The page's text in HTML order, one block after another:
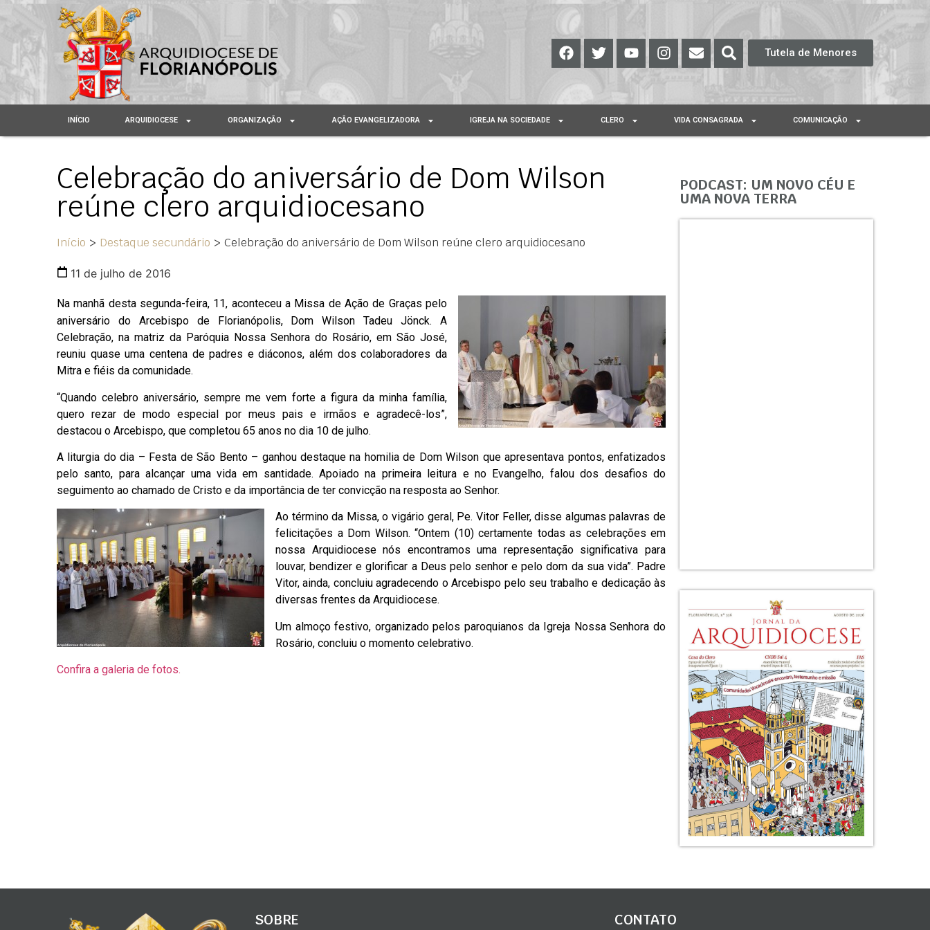
Tutela de Menores
INÍCIO ARQUIDIOCESE ORGANIZAÇÃO AÇÃO EVANGELIZADORA IGREJA NA SOCIEDADE CLERO VIDA CONSAGRADA COMUNICAÇÃO
Celebração do aniversário de Dom Wilson
reúne clero arquidiocesano
Início > Destaque secundário > Celebração do aniversário de Dom Wilson reúne clero arquidiocesano
11 de julho de 2016
Na manhã desta segunda-feira, 11, aconteceu a Missa de Ação de Graças pelo
aniversário do Arcebispo de Florianópolis, Dom Wilson Tadeu Jönck. A
Celebração, na matriz da Paróquia Nossa Senhora do Rosário, em São José,
reuniu quase uma centena de padres e diáconos, além dos colaboradores da
Mitra e fiéis da comunidade.
“Quando celebro aniversário, sempre me vem forte a figura da minha família,
quero rezar de modo especial por meus pais e irmãos e agradecê-los”,
destacou o Arcebispo, que completou 65 anos no dia 10 de julho.
A liturgia do dia – Festa de São Bento – ganhou destaque na homilia de Dom Wilson que apresentava pontos, enfatizados
pelo santo, para alcançar uma vida em santidade. Apoiado na primeira leitura e no Evangelho, falou dos desafios do
seguimento ao chamado de Cristo e da importância de ter convicção na resposta ao Senhor.
Ao término da Missa, o vigário geral, Pe. Vitor Feller, disse algumas palavras de
felicitações a Dom Wilson. “Ontem (10) certamente todas as celebrações em
nossa Arquidiocese nós encontramos uma representação significativa para
louvar, bendizer e glorificar a Deus pelo senhor e pelo dom da sua vida”. Padre
Vitor, ainda, concluiu agradecendo o Arcebispo pelo seu trabalho e dedicação às
diversas frentes da Arquidiocese.
Um almoço festivo, organizado pelos paroquianos da Igreja Nossa Senhora do
Rosário, concluiu o momento celebrativo.
Confira a galeria de fotos.
PODCAST: UM NOVO CÉU E
UMA NOVA TERRA
SOBRE CONTATO